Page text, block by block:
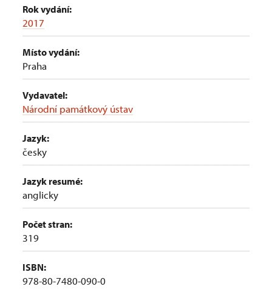
Rok vydání:
2017
Místo vydání:
Praha
Vydavatel:
Národní památkový ústav
Jazyk:
česky
Jazyk resumé:
anglicky
Počet stran:
319
ISBN:
978-80-7480-090-0